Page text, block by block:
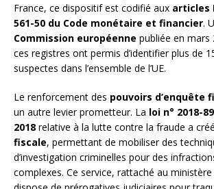
France, ce dispositif est codifié aux articles
561-50 du Code monétaire et financier.
Commission européenne publiée en
ces registres ont permis d’identifier plus de
suspectes dans l’ensemble de l’UE.
Le renforcement des pouvoirs d’enquête
un autre levier prometteur. La loi n° 2018-
2018 relative à la lutte contre la fraude a
fiscale, permettant de mobiliser des
d’investigation criminelles pour des
complexes. Ce service, rattaché au